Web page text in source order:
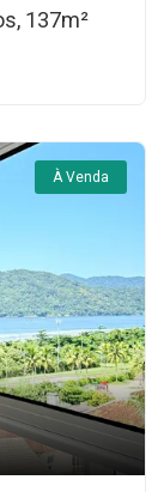
137m²
À Venda